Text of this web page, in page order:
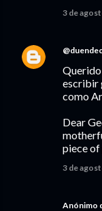
3 de
Querido
escribir
como
Dear
piece of
3 de
Anónimo